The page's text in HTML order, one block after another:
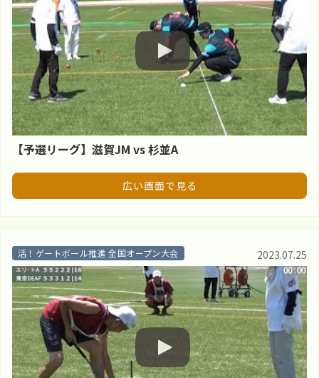
【予選リーグ】滋賀JM vs 杉並A
広い画面で見る
活！ゲートボール推進 全国オープン大会 2023.07.25